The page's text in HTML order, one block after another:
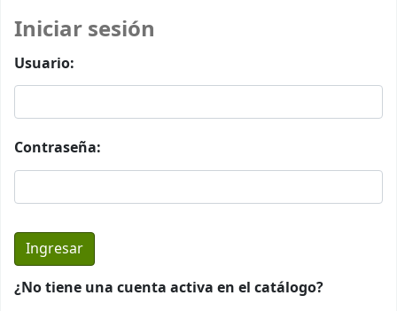
Iniciar sesión
Usuario:
Contraseña:
¿No tiene una cuenta activa en el catálogo?